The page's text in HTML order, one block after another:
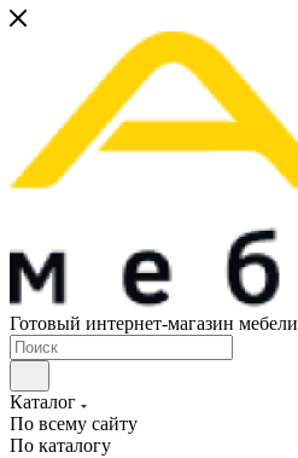
Готовый интернет-магазин мебели
Каталог
По всему сайту
По каталогу